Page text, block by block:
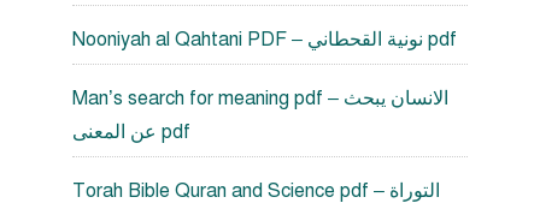
Nooniyah al Qahtani PDF – نونية القحطاني pdf
Man’s search for meaning pdf – الانسان يبحث
عن المعنى pdf
Torah Bible Quran and Science pdf – التوراة